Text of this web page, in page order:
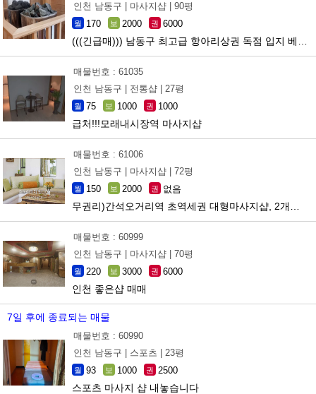
인천 남동구 |
마사지샵 | 90평
월 170 보 2000 권 6000
매물번호 : 61035
인천 남동구 |
전통샵 | 27평
월 75 보 1000 권 1000
급처!!!모래내시장역 마사지샵
매물번호 : 61006
인천 남동구 |
마사지샵 | 72평
월 150 보 2000 권 없음
매물번호 : 60999
인천 남동구 |
마사지샵 | 70평
월 220 보 3000 권 6000
인천 좋은샵 매매
7일 후에 종료되는 매물
매물번호 : 60990
인천 남동구 |
스포츠 | 23평
월 93 보 1000 권 2500
스포츠 마사지 샵 내놓습니다